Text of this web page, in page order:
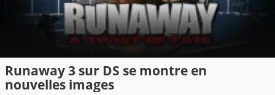
Runaway 3 sur DS se montre en
nouvelles images